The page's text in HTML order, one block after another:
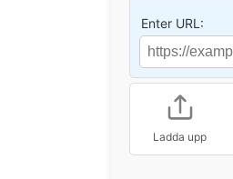
Enter URL:
Ladda upp